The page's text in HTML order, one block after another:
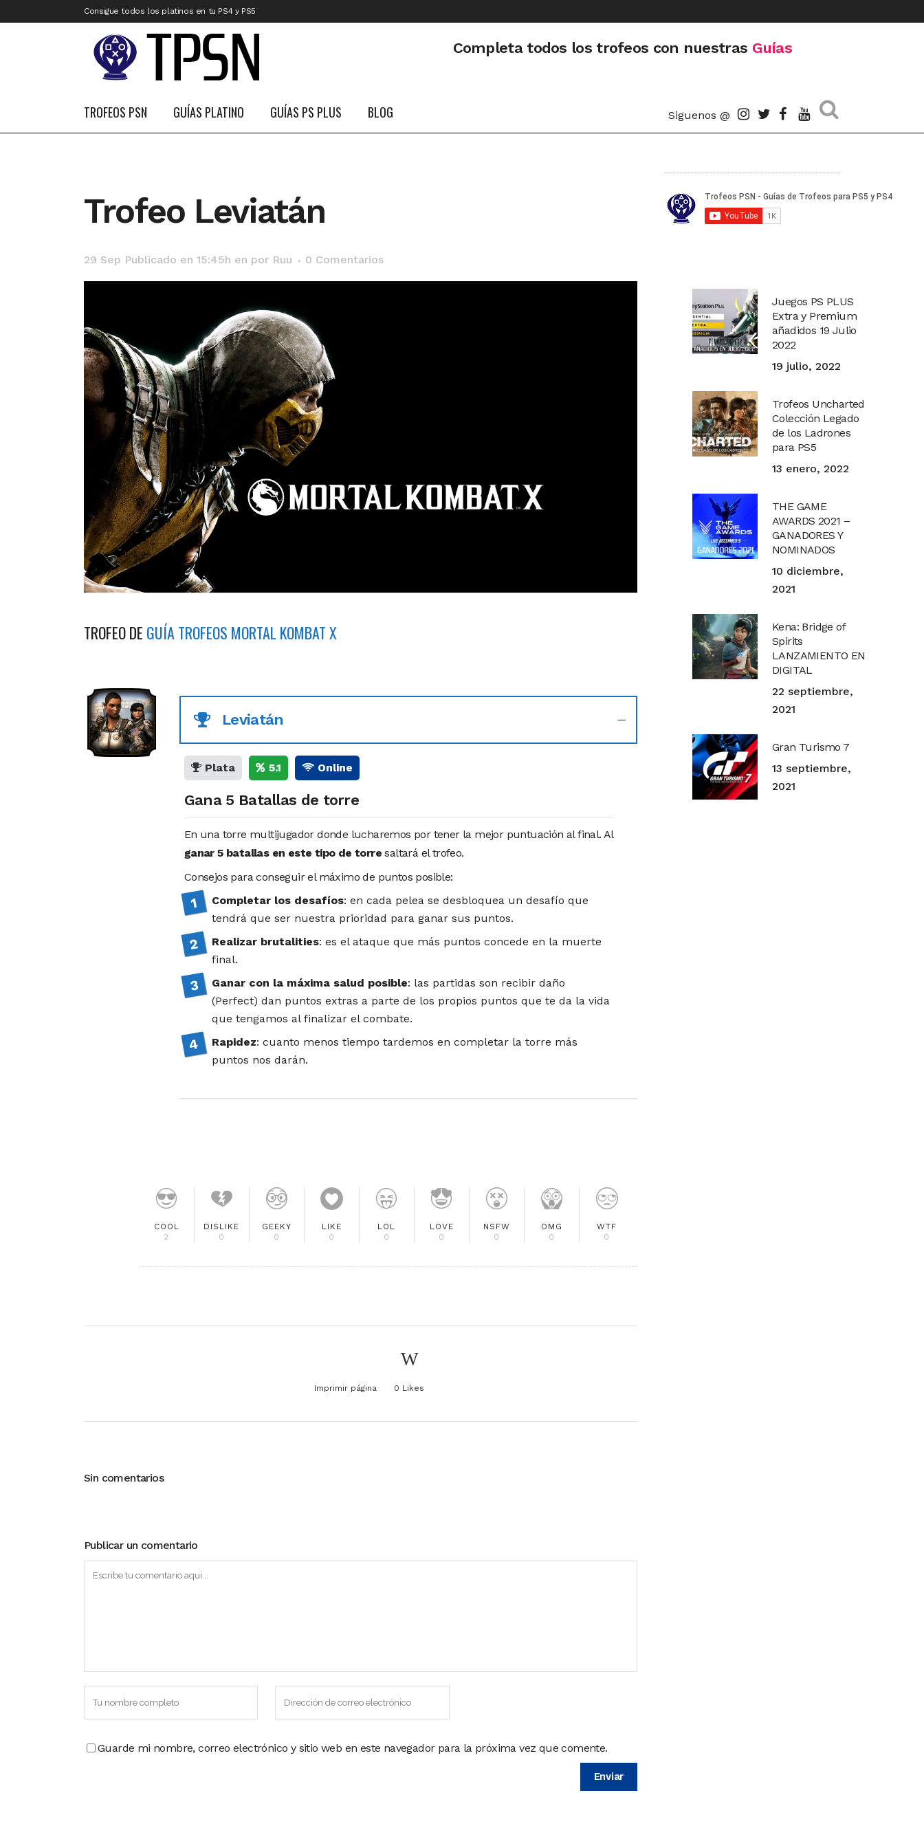
Consigue todos los platinos en tu PS4 y PS5
Completa todos los trofeos con nuestras Guías
TROFEOS PSN GUÍAS PLATINO GUÍAS PS PLUS BLOG Siguenos @
Trofeo Leviatán
29 Sep Publicado en 15:45h en por Ruu 0 Comentarios
TROFEO DE GUÍA TROFEOS MORTAL KOMBAT X
Leviatán
Plata 5.1 Online
Gana 5 Batallas de torre
En una torre multijugador donde lucharemos por tener la mejor puntuación al final. Al
ganar 5 batallas en este tipo de torre saltará el trofeo.
Consejos para conseguir el máximo de puntos posible:
Completar los desafíos: en cada pelea se desbloquea un desafío que
tendrá que ser nuestra prioridad para ganar sus puntos.
Realizar brutalities: es el ataque que más puntos concede en la muerte
final.
Ganar con la máxima salud posible: las partidas son recibir daño
(Perfect) dan puntos extras a parte de los propios puntos que te da la vida
que tengamos al finalizar el combate.
Rapidez: cuanto menos tiempo tardemos en completar la torre más
puntos nos darán.
COOL
2
DISLIKE
0
GEEKY
0
LIKE
0
LOL
0
LOVE
0
NSFW
0
OMG
0
WTF
0
Imprimir página 0 Likes
Sin comentarios
Publicar un comentario
Guarde mi nombre, correo electrónico y sitio web en este navegador para la próxima vez que comente.
Juegos PS PLUS
Extra y Premium
añadidos 19 Julio
2022
19 julio, 2022
Trofeos Uncharted
Colección Legado
de los Ladrones
para PS5
13 enero, 2022
THE GAME
AWARDS 2021 –
GANADORES Y
NOMINADOS
10 diciembre,
2021
Kena: Bridge of
Spirits
LANZAMIENTO EN
DIGITAL
22 septiembre,
2021
Gran Turismo 7
13 septiembre,
2021